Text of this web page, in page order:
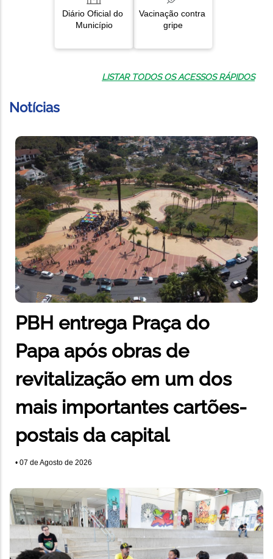
Diário Oficial do
Município
Vacinação contra
gripe
LISTAR TODOS OS ACESSOS RÁPIDOS
Notícias
PBH entrega Praça do
Papa após obras de
revitalização em um dos
mais importantes cartões-
postais da capital
• 07 de Agosto de 2026